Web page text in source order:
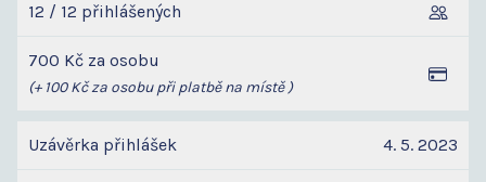
12 / 12 přihlášených
700 Kč za osobu
(+ 100 Kč za osobu při platbě na místě )
Uzávěrka přihlášek 4. 5. 2023